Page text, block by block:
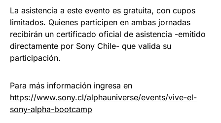
La asistencia a este evento es gratuita, con cupos
limitados. Quienes participen en ambas jornadas
recibirán un certificado oficial de asistencia -emitido
directamente por Sony Chile- que valida su
participación.
Para más información ingresa en
https://www.sony.cl/alphauniverse/events/vive-el-
sony-alpha-bootcamp